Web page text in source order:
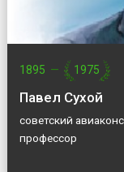
1895 — 1975
Павел Сухой
советский
профессор